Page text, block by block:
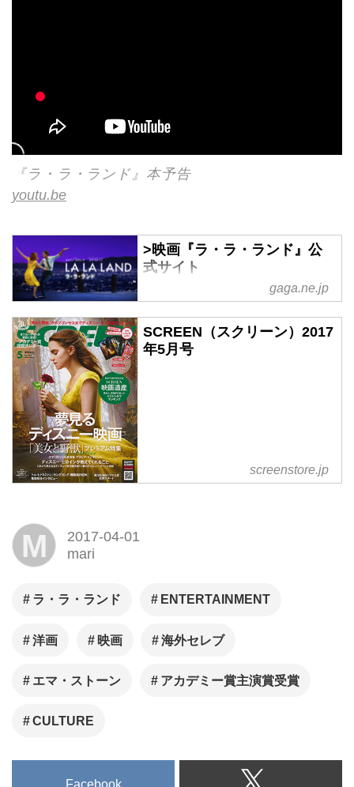
『ラ・ラ・ランド』本予告
youtu.be
>映画『ラ・ラ・ランド』公
式サイト
『セッション』のデイミアン・
チャゼル監督最新作 圧倒的音楽
×ダンスで贈る極上のエンター
テイメント！｜映画『ラ・ラ・
gaga.ne.jp
SCREEN（スクリーン）2017
年5月号
screenstore.jp
M
2017-04-01
mari
ラ・ラ・ランド ENTERTAINMENT
洋画 映画 海外セレブ
エマ・ストーン アカデミー賞主演賞受賞
CULTURE
Facebook